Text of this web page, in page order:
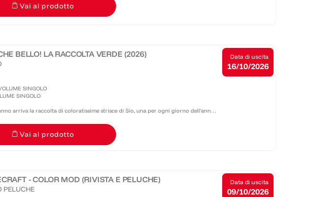
Vai al prodotto
BELLO! LA RACCOLTA VERDE (2026)
SINGOLO
SINGOLO
arriva la raccolta di coloratissime strisce di Sio, una per ogni giorno dell'anno:
Che Bello! Verde è carico di umorismo surreale e colori sgargianti amati da
Vai al prodotto
Data di uscita
16/10/2026
- COLOR MOD (RIVISTA E PELUCHE)
PELUCHE
Data di uscita
09/10/2026